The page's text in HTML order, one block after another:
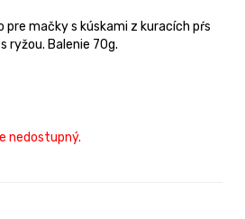
pre mačky s kúskami z kuracích pŕs
ryžou. Balenie 70g.
nedostupný.